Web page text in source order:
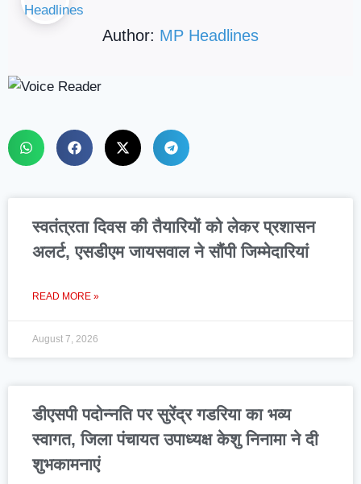
Author: MP Headlines
स्वतंत्रता दिवस की तैयारियों को लेकर प्रशासन
अलर्ट, एसडीएम जायसवाल ने सौंपी जिम्मेदारियां
READ MORE »
August 7, 2026
डीएसपी पदोन्नति पर सुरेंद्र गडरिया का भव्य
स्वागत, जिला पंचायत उपाध्यक्ष केशु निनामा ने दी
शुभकामनाएं